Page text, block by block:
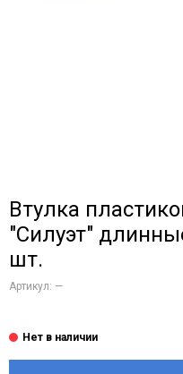
Втулка
"Силуэт"
шт.
Артикул: —